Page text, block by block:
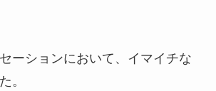
ーションにおいて、イマイチな
。